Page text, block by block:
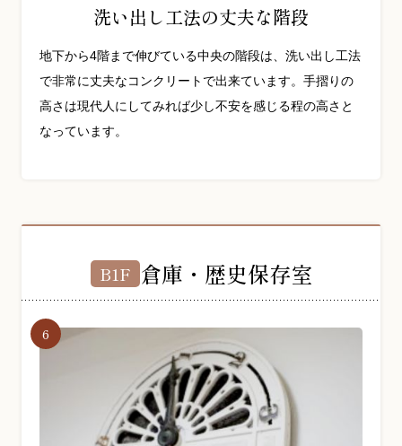
洗い出し工法の丈夫な階段
地下から4階まで伸びている中央の階段は、洗い出し工法
で非常に丈夫なコンクリートで出来ています。手摺りの
高さは現代人にしてみれば少し不安を感じる程の高さと
なっています。
B1F 倉庫・歴史保存室